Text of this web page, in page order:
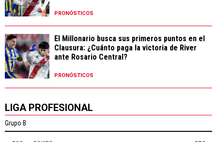
PRONÓSTICOS
El Millonario busca sus primeros puntos en el
Clausura: ¿Cuánto paga la victoria de River
ante Rosario Central?
PRONÓSTICOS
LIGA PROFESIONAL